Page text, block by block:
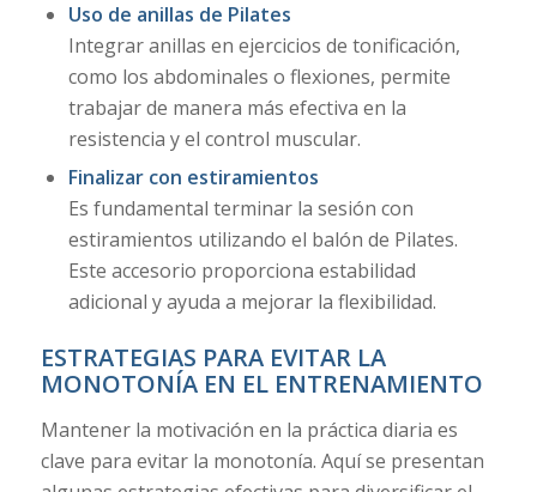
Uso de anillas de Pilates
Integrar anillas en ejercicios de tonificación,
como los abdominales o flexiones, permite
trabajar de manera más efectiva en la
resistencia y el control muscular.
Finalizar con estiramientos
Es fundamental terminar la sesión con
estiramientos utilizando el balón de Pilates.
Este accesorio proporciona estabilidad
adicional y ayuda a mejorar la flexibilidad.
ESTRATEGIAS PARA EVITAR LA
MONOTONÍA EN EL ENTRENAMIENTO
Mantener la motivación en la práctica diaria es
clave para evitar la monotonía. Aquí se presentan